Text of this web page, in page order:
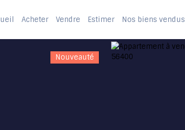
Acheter Vendre Estimer Nos biens vendus
Nouveauté